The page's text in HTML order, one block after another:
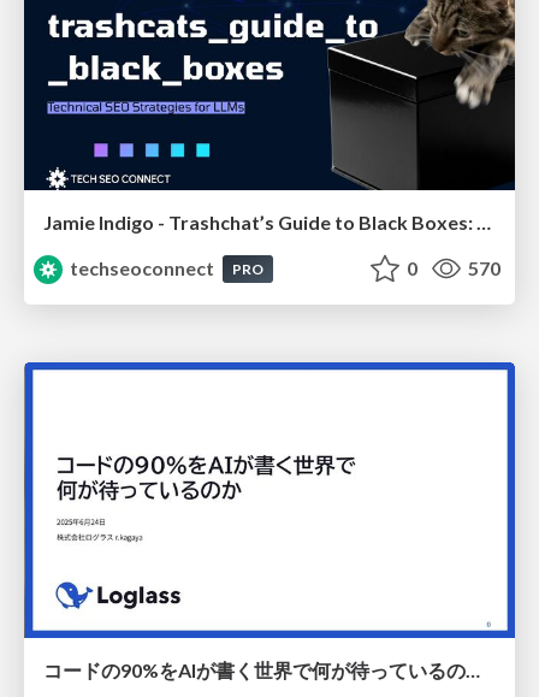
techseoconnect
PRO 0 570
コードの90%をAIが書く世界で何が待っているのか / What awaits us in a world where 90% of the code is written by AI